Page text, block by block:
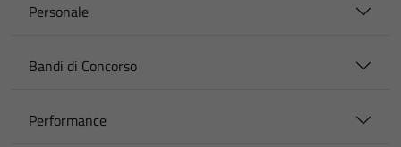
Personale
Bandi di Concorso
Performance